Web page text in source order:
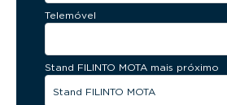
Telemóvel
Stand FILINTO MOTA mais próximo